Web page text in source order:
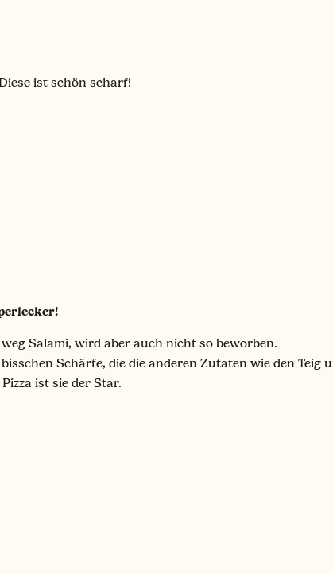
ist schön scharf!
Salami, wird aber auch nicht so beworben.
Schärfe, die die anderen Zutaten wie den Teig
ist sie der Star.